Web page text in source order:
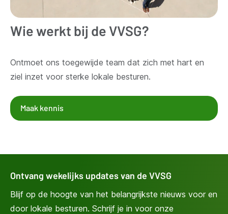
Wie werkt bij de VVSG?
Ontmoet ons toegewijde team dat zich met hart en
ziel inzet voor sterke lokale besturen.
Maak kennis
Ontvang wekelijks updates van de VVSG
Blijf op de hoogte van het belangrijkste nieuws voor en
door lokale besturen. Schrijf je in voor onze